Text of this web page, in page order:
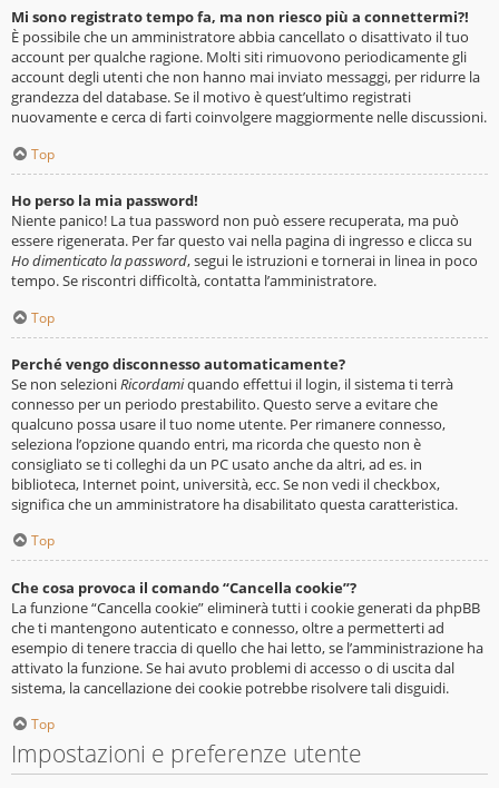
Mi sono registrato tempo fa, ma non riesco più a connettermi?!
È possibile che un amministratore abbia cancellato o disattivato il tuo
account per qualche ragione. Molti siti rimuovono periodicamente gli
account degli utenti che non hanno mai inviato messaggi, per ridurre la
grandezza del database. Se il motivo è quest’ultimo registrati
nuovamente e cerca di farti coinvolgere maggiormente nelle discussioni.
Top
Ho perso la mia password!
Niente panico! La tua password non può essere recuperata, ma può
essere rigenerata. Per far questo vai nella pagina di ingresso e clicca su
Ho dimenticato la password, segui le istruzioni e tornerai in linea in poco
tempo. Se riscontri difficoltà, contatta l’amministratore.
Top
Perché vengo disconnesso automaticamente?
Se non selezioniRicordamiquando effettui il login, il sistema ti terrà
connesso per un periodo prestabilito. Questo serve a evitare che
qualcuno possa usare il tuo nome utente. Per rimanere connesso,
seleziona l’opzione quando entri, ma ricorda che questo non è
consigliato se ti colleghi da un PC usato anche da altri, ad es. in
biblioteca, Internet point, università, ecc. Se non vedi il checkbox,
significa che un amministratore ha disabilitato questa caratteristica.
Top
Che cosa provoca il comando “Cancella cookie”?
La funzione “Cancella cookie” eliminerà tutti i cookie generati da phpBB
che ti mantengono autenticato e connesso, oltre a permetterti ad
esempio di tenere traccia di quello che hai letto, se l’amministrazione ha
attivato la funzione. Se hai avuto problemi di accesso o di uscita dal
sistema, la cancellazione dei cookie potrebbe risolvere tali disguidi.
Top
Impostazioni e preferenze utente